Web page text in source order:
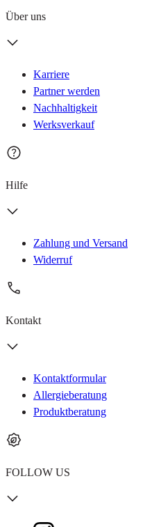
Über uns
Karriere
Partner werden
Nachhaltigkeit
Werksverkauf
Hilfe
Zahlung und Versand
Widerruf
Kontakt
Kontaktformular
Allergieberatung
Produktberatung
FOLLOW US